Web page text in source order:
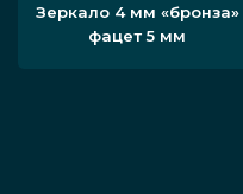
Зеркало 4 мм «бронза»
фацет 5 мм